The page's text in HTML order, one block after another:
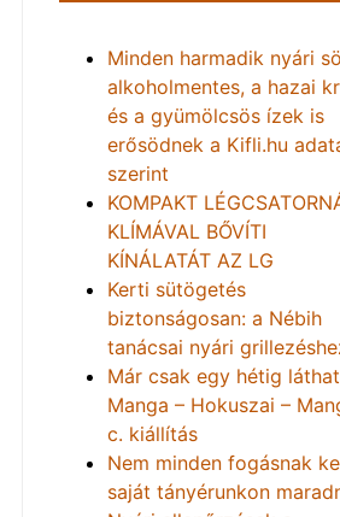
Minden harmadik nyári
alkoholmentes, a hazai
és a gyümölcsös ízek is
erősödnek a Kifli.hu
szerint
KOMPAKT
KLÍMÁVAL BŐVÍTI
KÍNÁLATÁT AZ LG
Kerti sütögetés
biztonságosan: a Nébih
tanácsai nyári
Már csak egy hétig
Manga – Hokuszai –
c. kiállítás
Nem minden fogásnak
saját tányérunkon